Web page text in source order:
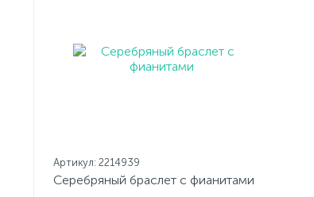
Артикул: 2214939
Серебряный браслет с фианитами